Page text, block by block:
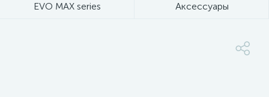
EVO MAX series Аксессуары